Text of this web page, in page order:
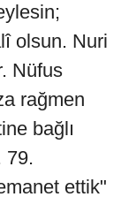
olsun. Nuri
Nüfus
rağmen
bağlı
79.
ettik"